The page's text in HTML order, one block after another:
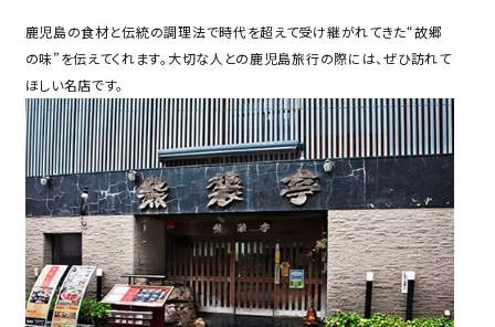
鹿児島の食材と伝統の調理法で時代を超えて受け継がれてきた“故郷
の味”を伝えてくれます。大切な人との鹿児島旅行の際には、ぜひ訪れて
ほしい名店です。